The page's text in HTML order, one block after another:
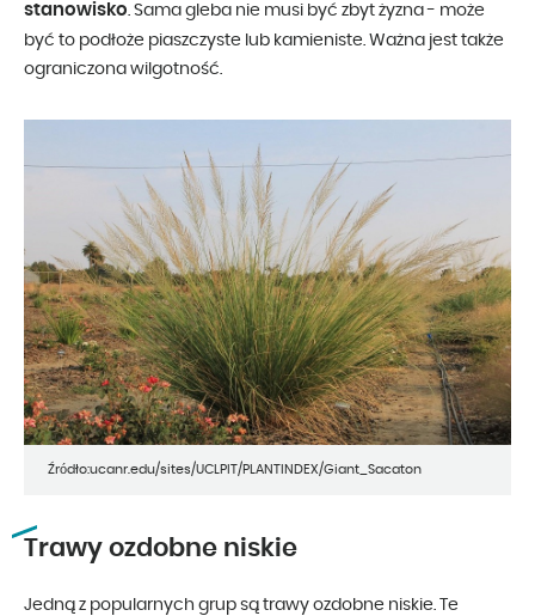
stanowisko. Sama gleba nie musi być zbyt żyzna - może
być to podłoże piaszczyste lub kamieniste. Ważna jest także
ograniczona wilgotność.
Źródło:ucanr.edu/sites/UCLPIT/PLANTINDEX/Giant_Sacaton
Trawy ozdobne niskie
Jedną z popularnych grup są trawy ozdobne niskie. Te